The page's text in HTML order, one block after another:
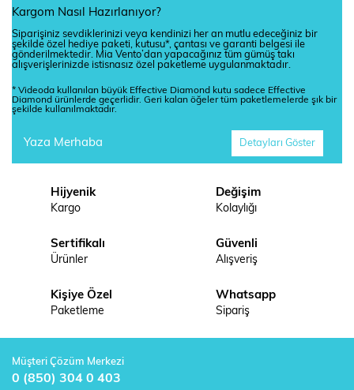
Kargom Nasıl Hazırlanıyor?
Siparişiniz sevdiklerinizi veya kendinizi her an mutlu edeceğiniz bir
şekilde özel hediye paketi, kutusu*, çantası ve garanti belgesi ile
gönderilmektedir. Mia Vento’dan yapacağınız tüm gümüş takı
alışverişlerinizde istisnasız özel paketleme uygulanmaktadır.
* Videoda kullanılan büyük Effective Diamond kutu sadece Effective
Diamond ürünlerde geçerlidir. Geri kalan öğeler tüm paketlemelerde şık bir
şekilde kullanılmaktadır.
Yaza Merhaba Detayları Göster
Hijyenik
Kargo
Değişim
Kolaylığı
Sertifikalı
Ürünler
Güvenli
Alışveriş
Kişiye Özel
Paketleme
Whatsapp
Sipariş
Müşteri Çözüm Merkezi
0 (850) 304 0 403